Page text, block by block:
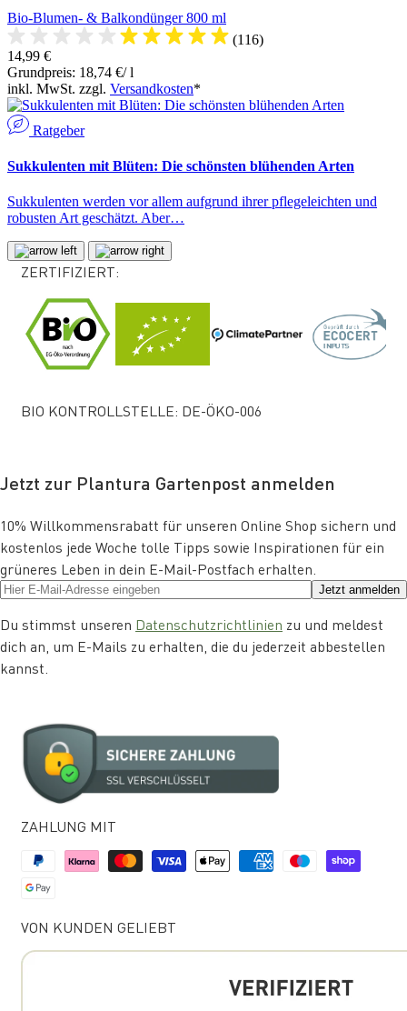
Bio-Blumen- & Balkondünger 800 ml
(116)
14,99 €
Grundpreis: 18,74 €/ l
inkl. MwSt. zzgl. Versandkosten*
Ratgeber
Sukkulenten mit Blüten: Die schönsten blühenden Arten
Sukkulenten werden vor allem aufgrund ihrer pflegeleichten und
robusten Art geschätzt. Aber…
ZERTIFIZIERT:
BIO KONTROLLSTELLE: DE-ÖKO-006
Jetzt zur Plantura Gartenpost anmelden
10% Willkommensrabatt für unseren Online Shop sichern und
kostenlos jede Woche tolle Tipps sowie Inspirationen für ein
grüneres Leben in dein E-Mail-Postfach erhalten.
Jetzt anmelden
Du stimmst unseren Datenschutzrichtlinien zu und meldest
dich an, um E-Mails zu erhalten, die du jederzeit abbestellen
kannst.
ZAHLUNG MIT
VON KUNDEN GELIEBT